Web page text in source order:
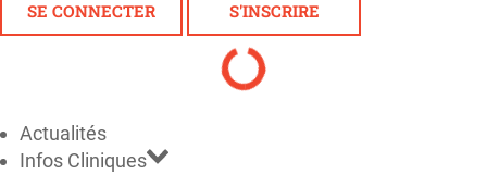
SE CONNECTER S'INSCRIRE
Actualités
Infos Cliniques